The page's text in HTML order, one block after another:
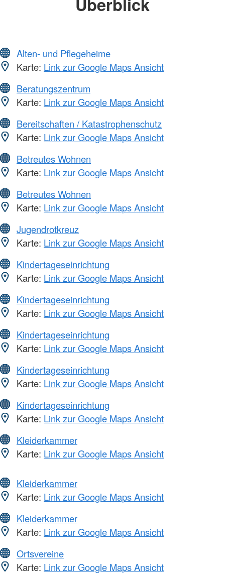
Alten- und Pflegeheime
Karte: Link zur Google Maps Ansicht
Beratungszentrum
Karte: Link zur Google Maps Ansicht
Bereitschaften / Katastrophenschutz
Karte: Link zur Google Maps Ansicht
Betreutes Wohnen
Karte: Link zur Google Maps Ansicht
Betreutes Wohnen
Karte: Link zur Google Maps Ansicht
Jugendrotkreuz
Karte: Link zur Google Maps Ansicht
Kindertageseinrichtung
Karte: Link zur Google Maps Ansicht
Kindertageseinrichtung
Karte: Link zur Google Maps Ansicht
Kindertageseinrichtung
Karte: Link zur Google Maps Ansicht
Kindertageseinrichtung
Karte: Link zur Google Maps Ansicht
Kindertageseinrichtung
Karte: Link zur Google Maps Ansicht
Kleiderkammer
Karte: Link zur Google Maps Ansicht
Kleiderkammer
Karte: Link zur Google Maps Ansicht
Kleiderkammer
Karte: Link zur Google Maps Ansicht
Ortsvereine
Karte: Link zur Google Maps Ansicht